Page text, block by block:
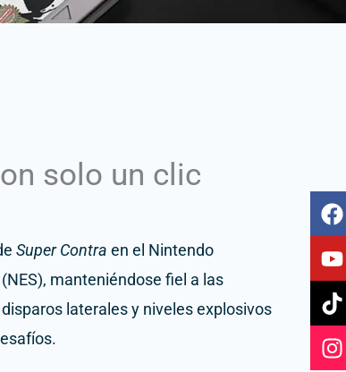
solo un clic
Super Contra en el Nintendo
manteniéndose fiel a las
laterales y niveles explosivos
F
a
c
e
b
o
o
k
Y
o
u
t
u
b
e
T
i
k
t
o
k
I
n
s
t
a
g
r
a